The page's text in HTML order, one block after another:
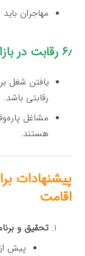
مهاجران
۶٫ رقابت در بازار کار:
یافتن شغل
رقابتی باشد.
مشاغل
هستند.
پیشنهادات
اقامت
تحقیق و
پیش از